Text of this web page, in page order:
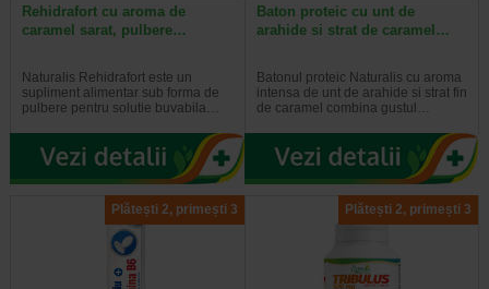
Rehidrafort cu aroma de
caramel sarat, pulbere…
Naturalis Rehidrafort este un
supliment alimentar sub forma de
pulbere pentru solutie buvabila…
Baton proteic cu unt de
arahide si strat de caramel…
Batonul proteic Naturalis cu aroma
intensa de unt de arahide si strat fin
de caramel combina gustul…
Plătești 2, primești 3 Plătești 2, primești 3